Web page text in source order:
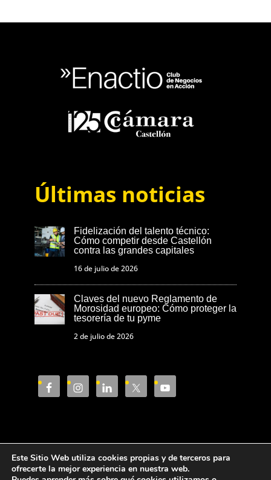
Últimas noticias
Fidelización del talento técnico:
Cómo competir desde Castellón
contra las grandes capitales
16 de julio de 2026
Claves del nuevo Reglamento de
Morosidad europeo: Cómo proteger la
tesorería de tu pyme
2 de julio de 2026
Aviso Legal
Política de privacidad
Este Sitio Web utiliza cookies propias y de terceros para
ofrecerte la mejor experiencia en nuestra web.